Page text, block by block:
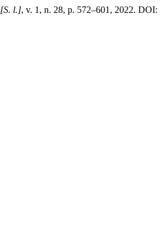
[S. l.], v. 1, n. 28, p. 572–601, 2022. DOI: